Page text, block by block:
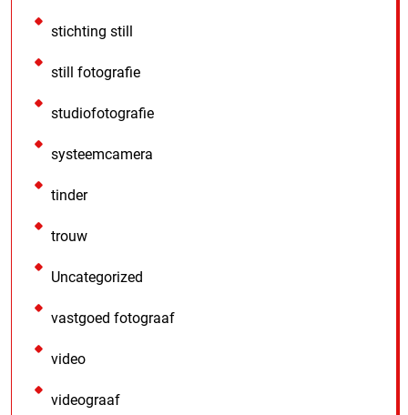
stichting still
still fotografie
studiofotografie
systeemcamera
tinder
trouw
Uncategorized
vastgoed fotograaf
video
videograaf